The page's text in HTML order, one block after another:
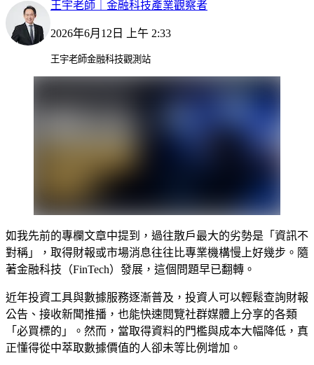
王宇老師｜金融科技產業觀察者
2026年6月12日 上午 2:33
王宇老師金融科技觀測站
如我先前的專欄文章中提到，過往散戶最大的劣勢是「資訊不
對稱」，取得財報或市場消息往往比專業機構慢上好幾步。隨
著金融科技（FinTech）發展，這個問題早已翻轉。
近年投資工具與數據服務逐漸普及，投資人可以輕鬆查詢財報
公告、接收新聞推播，也能快速閱覽社群媒體上分享的各類
「必買標的」。然而，當取得資料的門檻與成本大幅降低，真
正懂得從中萃取數據價值的人卻未等比例增加。